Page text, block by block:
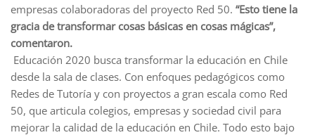
empresas colaboradoras del proyecto Red 50. “Esto tiene la
gracia de transformar cosas básicas en cosas mágicas”,
comentaron.
Educación 2020 busca transformar la educación en Chile
desde la sala de clases. Con enfoques pedagógicos como
Redes de Tutoría y con proyectos a gran escala como Red
50, que articula colegios, empresas y sociedad civil para
mejorar la calidad de la educación en Chile. Todo esto bajo